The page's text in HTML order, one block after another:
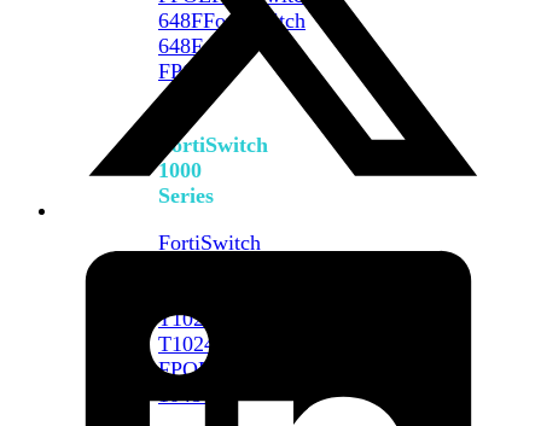
648FFortiSwitch
648F-
FPOE
FortiSwitch
1000
Series
FortiSwitch
T1024E
T1024F-
FPOE
1048G